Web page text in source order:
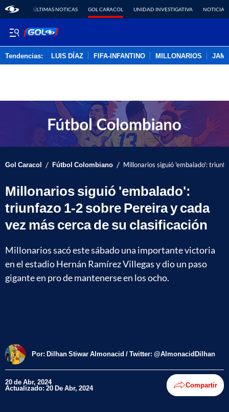
ÚLTIMAS NOTICAS GOL CARACOL UNIDAD INVESTIGATIVA NOTICIAS
Tendencias: LUIS DÍAZ FIFA-INFANTINO MILLONARIOS
Gol Caracol / Fútbol Colombiano / Millonarios siguió 'embalado':
Millonarios siguió 'embalado':
triunfazo 1-2 sobre Pereira y cada
vez más cerca de su clasificación
Millonarios sacó este sábado una importante victoria
en el estadio Hernán Ramírez Villegas y dio un paso
gigante en pro de mantenerse en los ocho.
Por: Dilhan Stiwar Almonacid / Twitter: @AlmonacidDilhan
20 de Abr, 2024
Actualizado: 20 De Abr, 2024 Compartir